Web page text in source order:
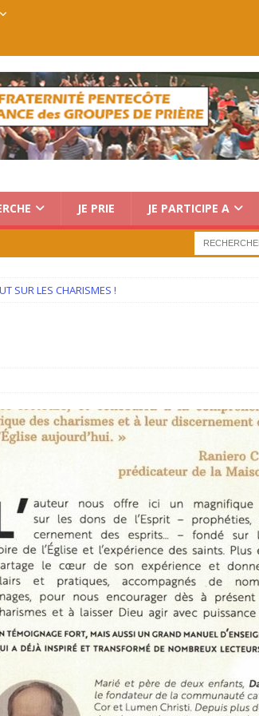
JE PRIE JE PARTICIPE A
18
SUR LES CHARISMES !